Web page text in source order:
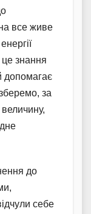
все живе
це знання
допомагає
за
до
себе